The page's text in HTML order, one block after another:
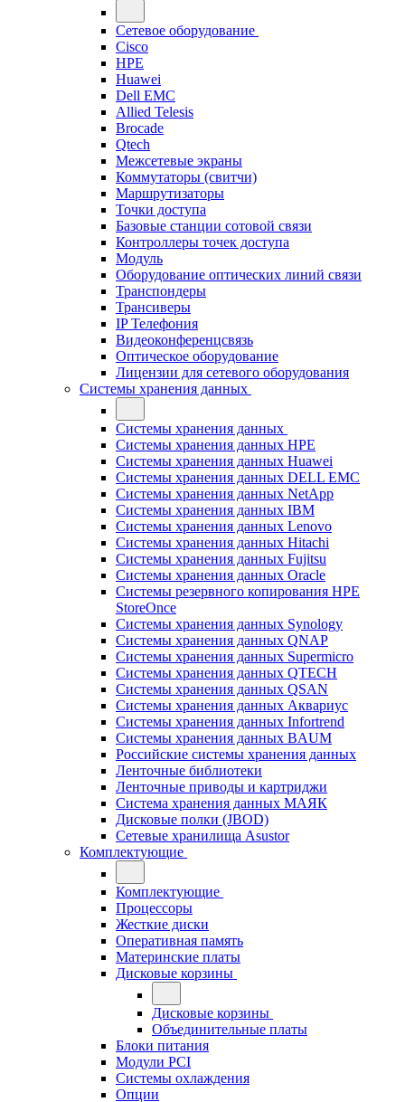
Сетевое оборудование
Cisco
HPE
Huawei
Dell EMC
Allied Telesis
Brocade
Qtech
Межсетевые экраны
Коммутаторы (свитчи)
Маршрутизаторы
Точки доступа
Базовые станции сотовой связи
Контроллеры точек доступа
Модуль
Оборудование оптических линий связи
Транспондеры
Трансиверы
IP Телефония
Видеоконференцсвязь
Оптическое оборудование
Лицензии для сетевого оборудования
Системы хранения данных
Системы хранения данных
Системы хранения данных HPE
Системы хранения данных Huawei
Системы хранения данных DELL EMC
Cистемы хранения данных NetApp
Системы хранения данных IBM
Системы хранения данных Lenovo
Системы хранения данных Hitachi
Системы хранения данных Fujitsu
Системы хранения данных Oracle
Системы резервного копирования HPE
StoreOnce
Системы хранения данных Synology
Системы хранения данных QNAP
Системы хранения данных Supermicro
Системы хранения данных QTECH
Системы хранения данных QSAN
Системы хранения данных Аквариус
Системы хранения данных Infortrend
Системы хранения данных BAUM
Российские системы хранения данных
Ленточные библиотеки
Ленточные приводы и картриджи
Система хранения данных МАЯК
Дисковые полки (JBOD)
Сетевые хранилища Asustor
Комплектующие
Комплектующие
Процессоры
Жесткие диски
Оперативная память
Материнские платы
Дисковые корзины
Дисковые корзины
Объединительные платы
Блоки питания
Модули PCI
Системы охлаждения
Опции